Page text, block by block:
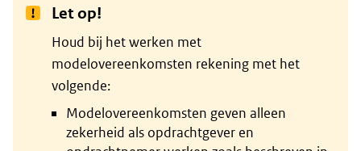
Let op!
Houd bij het werken met
modelovereenkomsten rekening met het
volgende:
Modelovereenkomsten geven alleen
zekerheid als opdrachtgever en